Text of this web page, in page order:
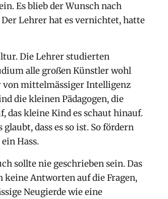
Es blieb der Wunsch nach
Lehrer hat es vernichtet, hatte
Die Lehrer studierten
alle großen Künstler wohl
von mittelmässiger Intelligenz
die kleinen Pädagogen, die
das kleine Kind es schaut hinauf.
dass es so ist. So fördern
Hass.
sollte nie geschrieben sein. Das
Antworten auf die Fragen,
Neugierde wie eine